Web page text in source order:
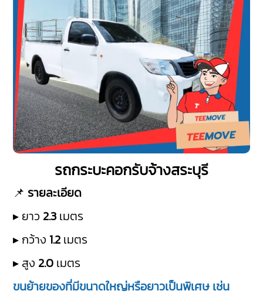
รถกระบะคอกรับจ้างสระบุรี
📌 รายละเอียด
▸ ยาว 2.3 เมตร
▸ กว้าง 1.2 เมตร
▸ สูง 2.0 เมตร
ขนย้ายของที่มีขนาดใหญ่หรือยาวเป็นพิเศษ เช่น